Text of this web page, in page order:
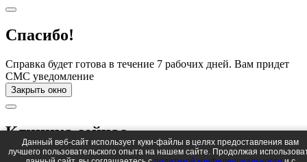
Спасибо!
Справка будет готова в течение 7 рабочих дней. Вам придет
СМС уведомление
Закрыть окно
Клиника сейчас
закрыта
Данный веб-сайт использует куки-файлы в целях предоставления вам
лучшего пользовательского опыта на нашем сайте. Продолжая